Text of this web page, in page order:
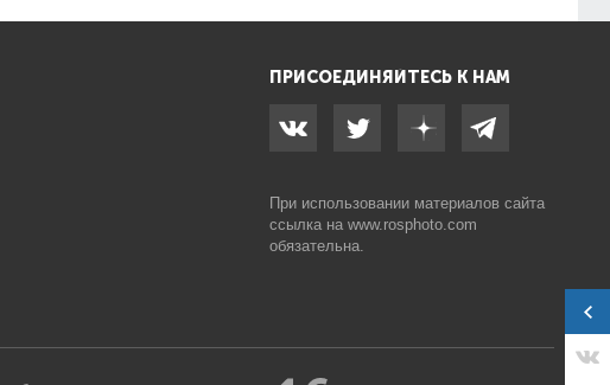
ПРИСОЕДИНЯЙТЕСЬ К НАМ
При использовании материалов сайта
ссылка на www.rosphoto.com
обязательна.